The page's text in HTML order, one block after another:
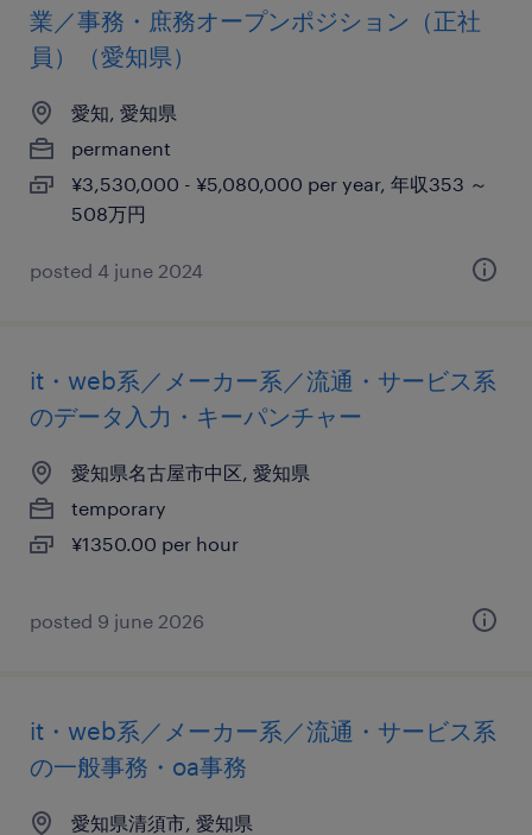
業／事務・庶務オープンポジション（正社
員）（愛知県）
愛知, 愛知県
permanent
¥3,530,000 - ¥5,080,000 per year, 年収353 ～
508万円
posted 4 june 2024
it・web系／メーカー系／流通・サービス系
のデータ入力・キーパンチャー
愛知県名古屋市中区, 愛知県
temporary
¥1350.00 per hour
posted 9 june 2026
it・web系／メーカー系／流通・サービス系
の一般事務・oa事務
愛知県清須市, 愛知県